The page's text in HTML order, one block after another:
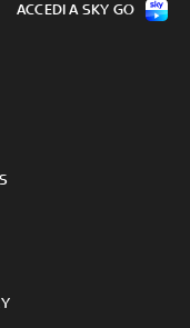
ACCEDI A SKY GO